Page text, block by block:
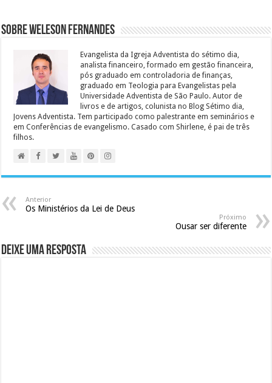
Sobre Weleson Fernandes
Evangelista da Igreja Adventista do sétimo dia,
analista financeiro, formado em gestão financeira,
pós graduado em controladoria de finanças,
graduado em Teologia para Evangelistas pela
Universidade Adventista de São Paulo. Autor de
livros e de artigos, colunista no Blog Sétimo dia,
Jovens Adventista. Tem participado como palestrante em seminários e
em Conferências de evangelismo. Casado com Shirlene, é pai de três
filhos.
Anterior
Os Ministérios da Lei de Deus
Próximo
Ousar ser diferente
Deixe uma resposta